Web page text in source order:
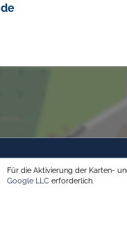
Für die Aktivierung der Karten-
Google LLC erforderlich.